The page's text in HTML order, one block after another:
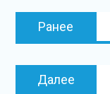
Навигация
Ранее
Далее